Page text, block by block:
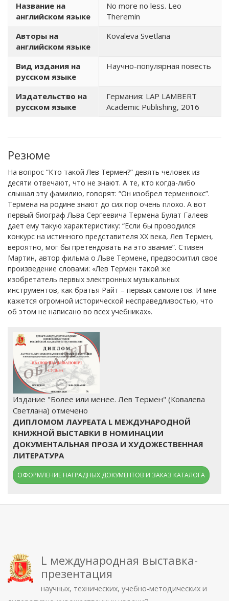
Название на
английском языке
No more no less. Leo
Theremin
Авторы на
английском языке
Kovaleva Svetlana
Вид издания на
русском языке
Научно-популярная повесть
Издательство на
русском языке
Германия: LAP LAMBERT
Academic Publishing, 2016
Резюме
На вопрос “Кто такой Лев Термен?” девять человек из
десяти отвечают, что не знают. А те, кто когда-либо
слышал эту фамилию, говорят: “Он изобрел терменвокс”.
Термена на родине знают до сих пор очень плохо. А вот
первый биограф Льва Сергеевича Термена Булат Галеев
дает ему такую характеристику: “Если бы проводился
конкурс на истинного представителя XX века, Лев Термен,
вероятно, мог бы претендовать на это звание”. Стивен
Мартин, автор фильма о Льве Термене, предвосхитил свое
произведение словами: «Лев Термен такой же
изобретатель первых электронных музыкальных
инструментов, как братья Райт – первых самолетов. И мне
кажется огромной исторической несправедливостью, что
об этом не написано во всех учебниках».
Издание "Более или менее. Лев Термен" (Ковалева
Светлана) отмечено
ДИПЛОМОМ ЛАУРЕАТА L МЕЖДУНАРОДНОЙ
КНИЖНОЙ ВЫСТАВКИ В НОМИНАЦИИ
ДОКУМЕНТАЛЬНАЯ ПРОЗА И ХУДОЖЕСТВЕННАЯ
ЛИТЕРАТУРА
ОФОРМЛЕНИЕ НАГРАДНЫХ ДОКУМЕНТОВ И ЗАКАЗ КАТАЛОГА
L международная выставка-
презентация
научных, технических, учебно-методических и